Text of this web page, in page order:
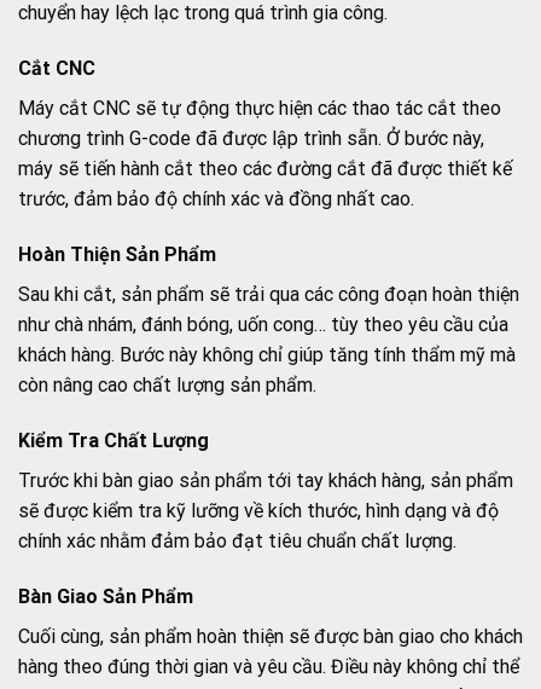
chuyển hay lệch lạc trong quá trình gia công.
Cắt CNC
Máy cắt CNC sẽ tự động thực hiện các thao tác cắt theo
chương trình G-code đã được lập trình sẵn. Ở bước này,
máy sẽ tiến hành cắt theo các đường cắt đã được thiết kế
trước, đảm bảo độ chính xác và đồng nhất cao.
Hoàn Thiện Sản Phẩm
Sau khi cắt, sản phẩm sẽ trải qua các công đoạn hoàn thiện
như chà nhám, đánh bóng, uốn cong… tùy theo yêu cầu của
khách hàng. Bước này không chỉ giúp tăng tính thẩm mỹ mà
còn nâng cao chất lượng sản phẩm.
Kiểm Tra Chất Lượng
Trước khi bàn giao sản phẩm tới tay khách hàng, sản phẩm
sẽ được kiểm tra kỹ lưỡng về kích thước, hình dạng và độ
chính xác nhằm đảm bảo đạt tiêu chuẩn chất lượng.
Bàn Giao Sản Phẩm
Cuối cùng, sản phẩm hoàn thiện sẽ được bàn giao cho khách
hàng theo đúng thời gian và yêu cầu. Điều này không chỉ thể